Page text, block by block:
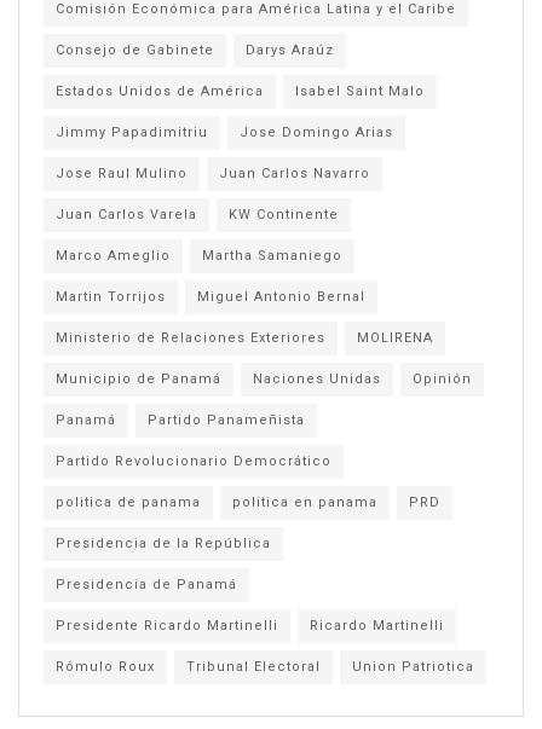
Comisión Económica para América Latina y el Caribe
Consejo de Gabinete Darys Araúz
Estados Unidos de América Isabel Saint Malo
Jimmy Papadimitriu Jose Domingo Arias
Jose Raul Mulino Juan Carlos Navarro
Juan Carlos Varela KW Continente
Marco Ameglio Martha Samaniego
Martin Torrijos Miguel Antonio Bernal
Ministerio de Relaciones Exteriores MOLIRENA
Municipio de Panamá Naciones Unidas Opinión
Panamá Partido Panameñista
Partido Revolucionario Democrático
politica de panama politica en panama PRD
Presidencia de la República
Presidencia de Panamá
Presidente Ricardo Martinelli Ricardo Martinelli
Rómulo Roux Tribunal Electoral Union Patriotica